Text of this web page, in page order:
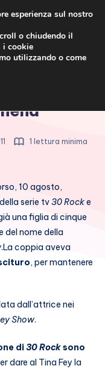
è nata
1 lettura minima
10 agosto,
serie tv30 Rocke
una figlia di cinque
del nome della
.La coppia aveva
, per mantenere
dall’attrice nei
Show.
di30 Rocksono
dare al Tina Fey la
esperienza sul nostro
o chiudendo il
i cookie
utilizzando o come